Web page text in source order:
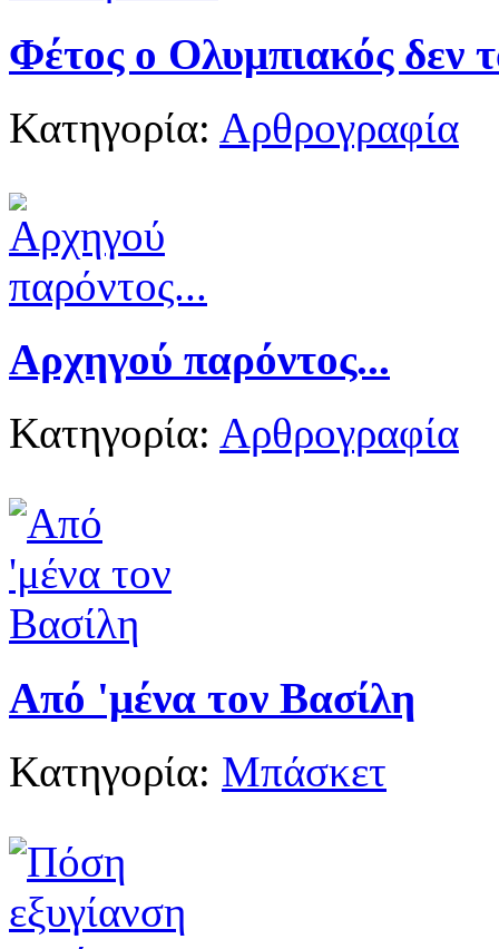
Φέτος ο Ολυμπιακός δεν
Κατηγορία: Αρθρογραφία
Αρχηγού παρόντος...
Κατηγορία: Αρθρογραφία
Από 'μένα τον Βασίλη
Κατηγορία: Μπάσκετ